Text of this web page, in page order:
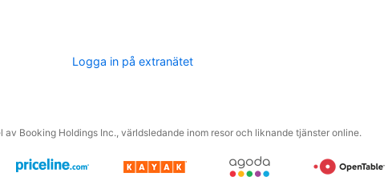
Logga in på extranätet
av Booking Holdings Inc., världsledande inom resor och liknande tjänster online.